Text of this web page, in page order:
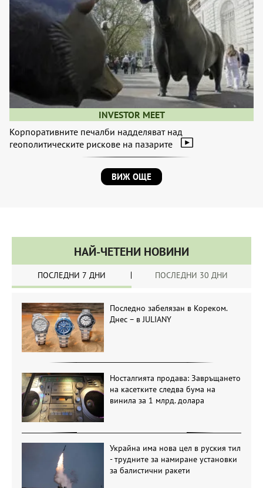
INVESTOR MEET
Корпоративните печалби надделяват над
геополитическите рискове на пазарите
ВИЖ ОЩЕ
НАЙ-ЧЕТЕНИ НОВИНИ
ПОСЛЕДНИ 7 ДНИ ПОСЛЕДНИ 30 ДНИ
Последно забелязан в Кореком.
Днес – в JULIANY
Носталгията продава: Завръщането
на касетките следва бума на
винила за 1 млрд. долара
Украйна има нова цел в руския тил
- трудните за намиране установки
за балистични ракети